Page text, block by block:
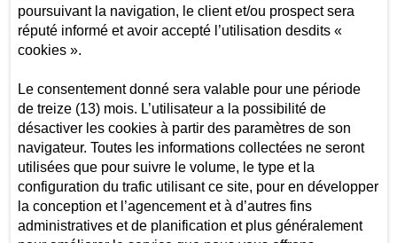
poursuivant la navigation, le client et/ou prospect sera
réputé informé et avoir accepté l’utilisation desdits «
cookies ».
Le consentement donné sera valable pour une période
de treize (13) mois. L’utilisateur a la possibilité de
désactiver les cookies à partir des paramètres de son
navigateur. Toutes les informations collectées ne seront
utilisées que pour suivre le volume, le type et la
configuration du trafic utilisant ce site, pour en développer
la conception et l’agencement et à d’autres fins
administratives et de planification et plus généralement